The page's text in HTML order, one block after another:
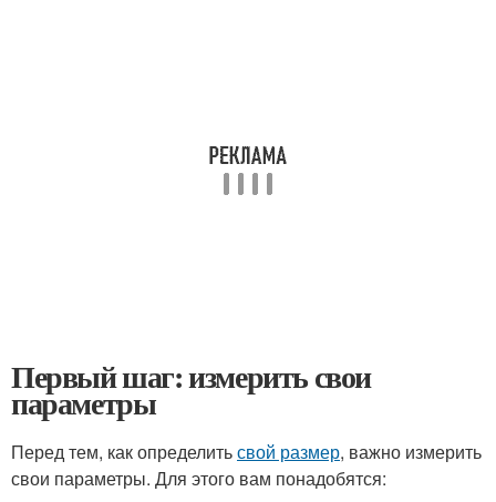
Первый шаг: измерить свои
параметры
Перед тем, как определитьсвой размер, важно измерить
свои параметры. Для этого вам понадобятся: